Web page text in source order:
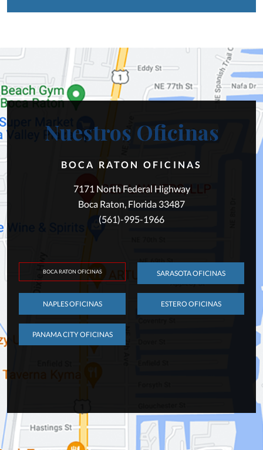
Nuestros Oficinas
BOCA RATON OFICINAS
7171 North Federal Highway
Boca Raton, Florida 33487
(561)-995-1966
BOCA RATON OFICINAS SARASOTA OFICINAS
NAPLES OFICINAS ESTERO OFICINAS
PANAMA CITY OFICINAS